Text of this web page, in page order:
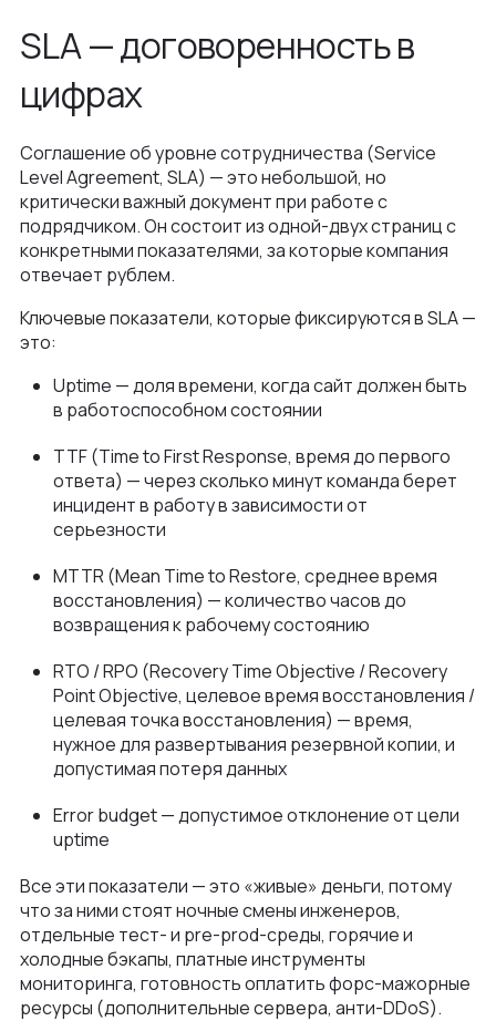
SLA — договоренность в
цифрах
Соглашение об уровне сотрудничества (Service
Level Agreement, SLA) — это небольшой, но
критически важный документ при работе с
подрядчиком. Он состоит из одной-двух страниц с
конкретными показателями, за которые компания
отвечает рублем.
Ключевые показатели, которые фиксируются в SLA —
это:
Uptime — доля времени, когда сайт должен быть
в работоспособном состоянии
TTF (Time to First Response, время до первого
ответа) — через сколько минут команда берет
инцидент в работу в зависимости от
серьезности
MTTR (Mean Time to Restore, среднее время
восстановления) — количество часов до
возвращения к рабочему состоянию
RTO / RPO (Recovery Time Objective / Recovery
Point Objective, целевое время восстановления /
целевая точка восстановления) — время,
нужное для развертывания резервной копии, и
допустимая потеря данных
Error budget — допустимое отклонение от цели
uptime
Все эти показатели — это «живые» деньги, потому
что за ними стоят ночные смены инженеров,
отдельные тест- и pre-prod-среды, горячие и
холодные бэкапы, платные инструменты
мониторинга, готовность оплатить форс-мажорные
ресурсы (дополнительные сервера, анти-DDoS).